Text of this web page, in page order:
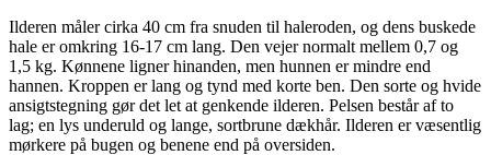
Ilderen måler cirka 40 cm fra snuden til haleroden, og dens buskede
hale er omkring 16-17 cm lang. Den vejer normalt mellem 0,7 og
1,5 kg. Kønnene ligner hinanden, men hunnen er mindre end
hannen. Kroppen er lang og tynd med korte ben. Den sorte og hvide
ansigtstegning gør det let at genkende ilderen. Pelsen består af to
lag; en lys underuld og lange, sortbrune dækhår. Ilderen er væsentlig
mørkere på bugen og benene end på oversiden.